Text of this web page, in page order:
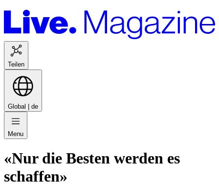
Teilen
Global | de
Menu
«Nur die Besten werden es
schaffen»